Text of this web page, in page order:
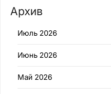
Архив
Июль 2026
Июнь 2026
Май 2026